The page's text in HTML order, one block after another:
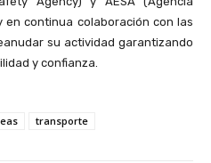
en continua colaboración con las
su actividad garantizando
y confianza.
transporte